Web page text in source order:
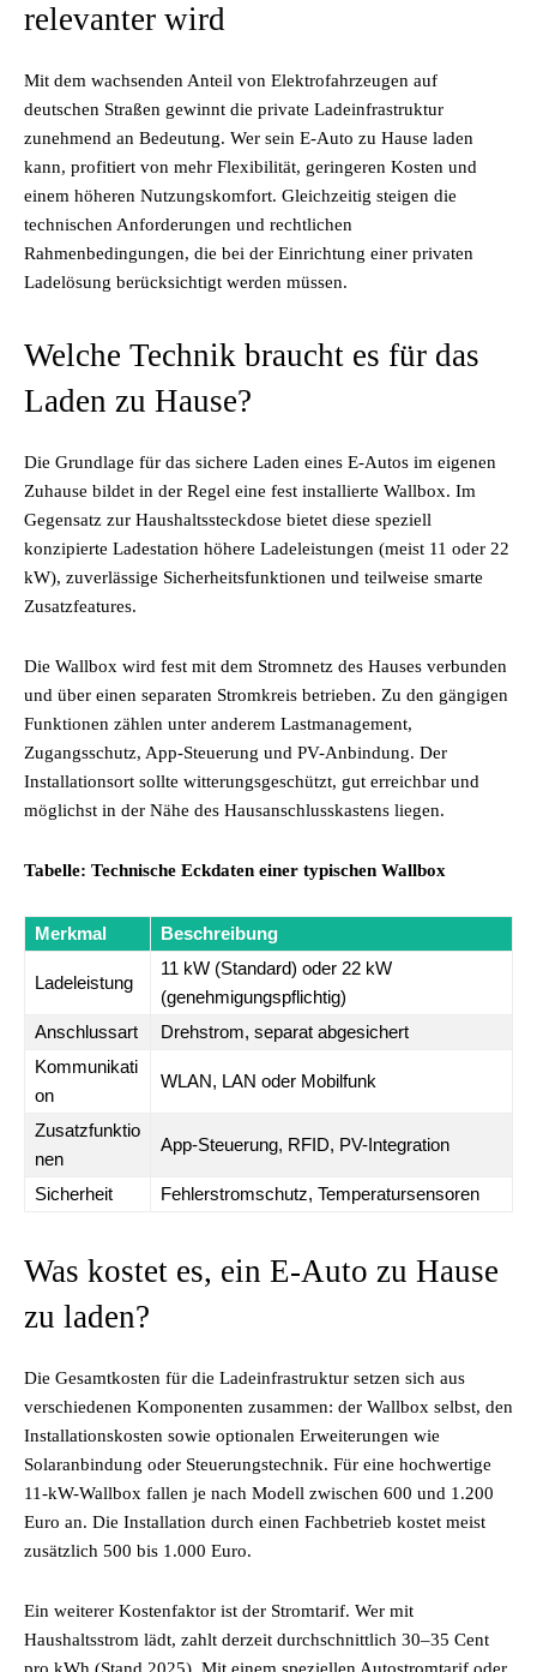
relevanter wird
Mit dem wachsenden Anteil von Elektrofahrzeugen auf
deutschen Straßen gewinnt die private Ladeinfrastruktur
zunehmend an Bedeutung. Wer sein E-Auto zu Hause laden
kann, profitiert von mehr Flexibilität, geringeren Kosten und
einem höheren Nutzungskomfort. Gleichzeitig steigen die
technischen Anforderungen und rechtlichen
Rahmenbedingungen, die bei der Einrichtung einer privaten
Ladelösung berücksichtigt werden müssen.
Welche Technik braucht es für das
Laden zu Hause?
Die Grundlage für das sichere Laden eines E-Autos im eigenen
Zuhause bildet in der Regel eine fest installierte Wallbox. Im
Gegensatz zur Haushaltssteckdose bietet diese speziell
konzipierte Ladestation höhere Ladeleistungen (meist 11 oder 22
kW), zuverlässige Sicherheitsfunktionen und teilweise smarte
Zusatzfeatures.
Die Wallbox wird fest mit dem Stromnetz des Hauses verbunden
und über einen separaten Stromkreis betrieben. Zu den gängigen
Funktionen zählen unter anderem Lastmanagement,
Zugangsschutz, App-Steuerung und PV-Anbindung. Der
Installationsort sollte witterungsgeschützt, gut erreichbar und
möglichst in der Nähe des Hausanschlusskastens liegen.
Tabelle: Technische Eckdaten einer typischen Wallbox
Merkmal Beschreibung
Ladeleistung
11 kW (Standard) oder 22 kW
(genehmigungspflichtig)
Anschlussart
Drehstrom, separat abgesichert
Kommunikati
on
WLAN, LAN oder Mobilfunk
Zusatzfunktio
nen
App-Steuerung, RFID, PV-Integration
Sicherheit Fehlerstromschutz, Temperatursensoren
Was kostet es, ein E-Auto zu Hause
zu laden?
Die Gesamtkosten für die Ladeinfrastruktur setzen sich aus
verschiedenen Komponenten zusammen: der Wallbox selbst, den
Installationskosten sowie optionalen Erweiterungen wie
Solaranbindung oder Steuerungstechnik. Für eine hochwertige
11-kW-Wallbox fallen je nach Modell zwischen 600 und 1.200
Euro an. Die Installation durch einen Fachbetrieb kostet meist
zusätzlich 500 bis 1.000 Euro.
Ein weiterer Kostenfaktor ist der Stromtarif. Wer mit
Haushaltsstrom lädt, zahlt derzeit durchschnittlich 30–35 Cent